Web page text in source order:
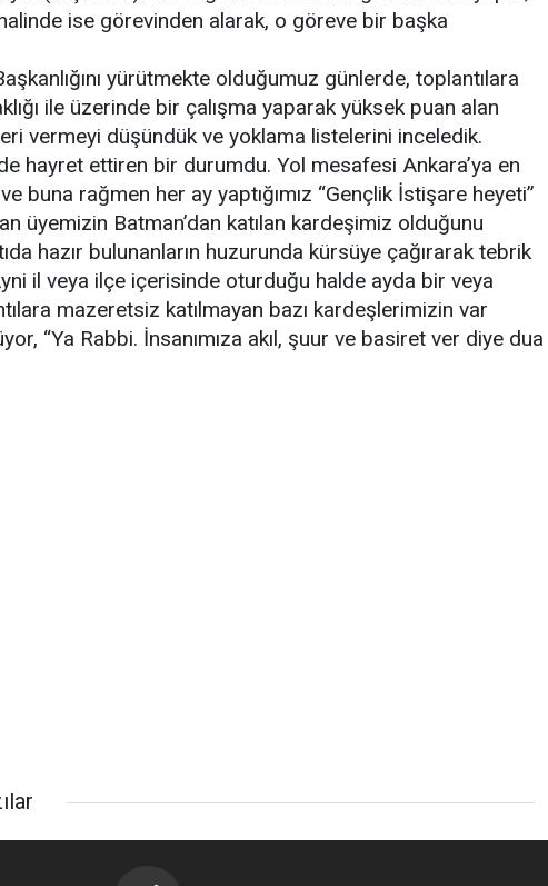
ise görevinden alarak, o göreve bir başka
yürütmekte olduğumuz günlerde, toplantılara
ile üzerinde bir çalışma yaparak yüksek puan alan
vermeyi düşündük ve yoklama listelerini inceledik.
hayret ettiren bir durumdu. Yol mesafesi Ankara’ya en
buna rağmen her ay yaptığımız “Gençlik İstişare heyeti”
üyemizin Batman’dan katılan kardeşimiz olduğunu
hazır bulunanların huzurunda kürsüye çağırarak tebrik
il veya ilçe içerisinde oturduğu halde ayda bir veya
mazeretsiz katılmayan bazı kardeşlerimizin var
“Ya Rabbi. İnsanımıza akıl, şuur ve basiret ver diye dua